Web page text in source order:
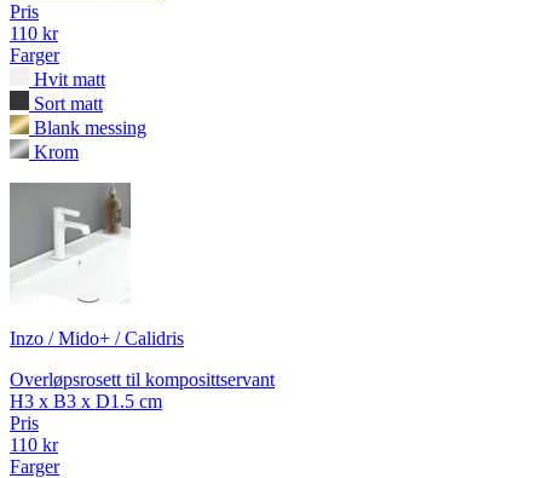
Pris
110 kr
Farger
Hvit matt
Sort matt
Blank messing
Krom
Inzo / Mido+ / Calidris
Overløpsrosett til komposittservant
H3 x B3 x D1.5 cm
Pris
110 kr
Farger